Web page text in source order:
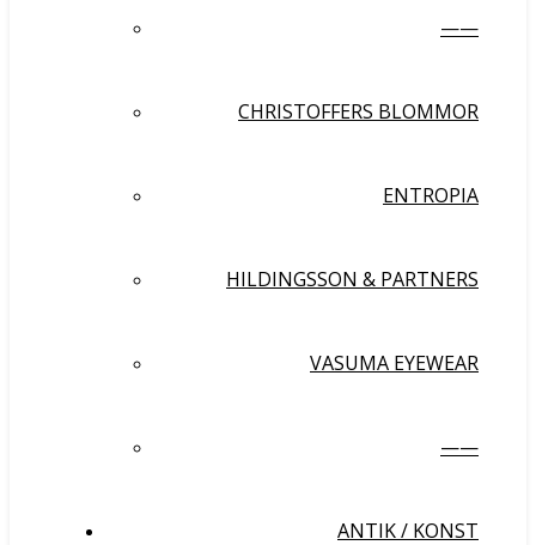
——
CHRISTOFFERS BLOMMOR
ENTROPIA
HILDINGSSON & PARTNERS
VASUMA EYEWEAR
——
ANTIK / KONST